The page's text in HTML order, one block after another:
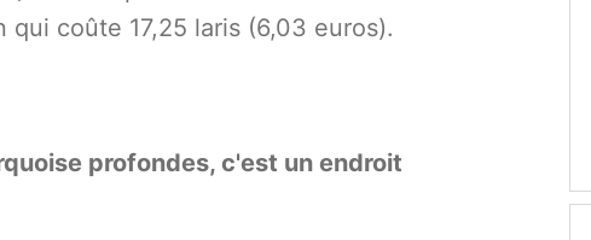
qui coûte 17,25 laris (6,03 euros).
profondes, c'est un endroit